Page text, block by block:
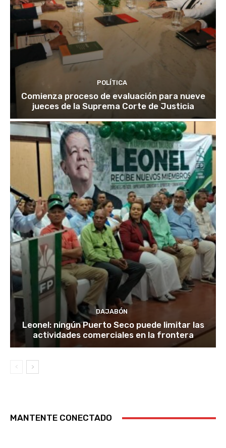
POLÍTICA
Comienza proceso de evaluación para nueve
jueces de la Suprema Corte de Justicia
DAJABÓN
Leonel: ningún Puerto Seco puede limitar las
actividades comerciales en la frontera
MANTENTE CONECTADO